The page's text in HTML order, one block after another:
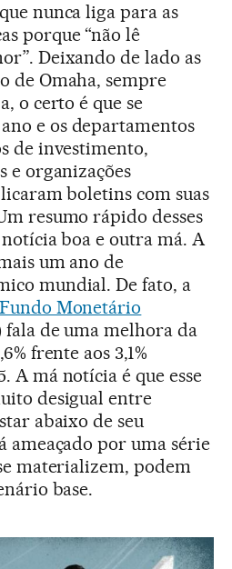
nunca liga para as
porque “não lê
Deixando de lado as
de Omaha, sempre
o certo é que se
e os departamentos
de investimento,
e organizações
boletins com suas
resumo rápido desses
boa e outra má. A
um ano de
mundial. De fato, a
Fundo Monetário
fala de uma melhora da
frente aos 3,1%
A má notícia é que esse
desigual entre
abaixo de seu
ameaçado por uma série
materializem, podem
base.